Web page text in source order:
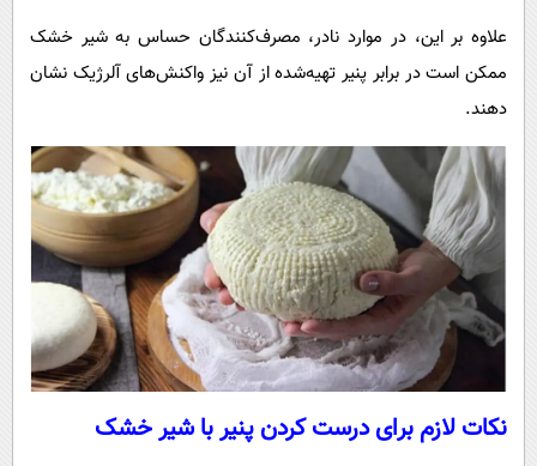
علاوه بر این، در موارد نادر، مصرف‌کنندگان حساس به شیر خشک
ممکن است در برابر پنیر تهیه‌شده از آن نیز واکنش‌های آلرژیک نشان
دهند.
نکات لازم برای درست کردن پنیر با شیر خشک